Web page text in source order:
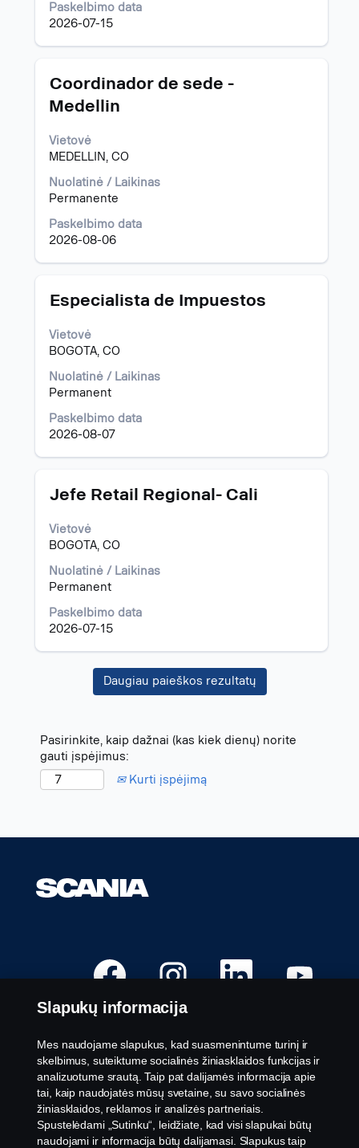
Paskelbimo data
2026-07-15
tarpo
klavišą.
Pavadinimas
Coordinador de sede -
Medellin
Vietovė
MEDELLIN, CO
Nuolatinė / Laikinas
Permanente
Paskelbimo data
2026-08-06
Norėdami
visą
apie
pareigybę,
pasirinkite
spausdami
klavišą.
Pavadinimas
Especialista de Impuestos
Vietovė
BOGOTA, CO
Nuolatinė / Laikinas
Permanent
Paskelbimo data
2026-08-07
Norėdami
peržiūrėti
visą
informaciją
pareigybę,
pasirinkite
tarpo
klavišą.
Pavadinimas
Jefe Retail Regional- Cali
Vietovė
BOGOTA, CO
Nuolatinė / Laikinas
Permanent
Paskelbimo data
2026-07-15
Norėdami
visą
informaciją
pareigybę,
pasirinkite
tarpo
klavišą.
Daugiau paieškos rezultatų
Pasirinkite, kaip dažnai (kas kiek dienų) norite
gauti įspėjimus:
Kurti įspėjimą
i
a
r
m
a
n
a
u
j
a
e
s
i
a
r
a
n
a
u
j
a
m
e
s
A
i
a
n
a
u
j
a
m
e
s
i
m
a
n
a
u
j
m
e
s
Galimos laisvos darbo vietos
Karjeros vietos
Susisiekite su mumis
Apie „Scania“
Slapukų informacija
Mes naudojame slapukus, kad suasmenintume turinį ir
skelbimus, suteiktume socialinės žiniasklaidos funkcijas ir
analizuotume srautą. Taip pat dalijamės informacija apie
tai, kaip naudojatės mūsų svetaine, su savo socialinės
žiniasklaidos, reklamos ir analizės partneriais.
Spustelėdami „Sutinku“, leidžiate, kad visi slapukai būtų
naudojami ir informacija būtų dalijamasi. Slapukus taip